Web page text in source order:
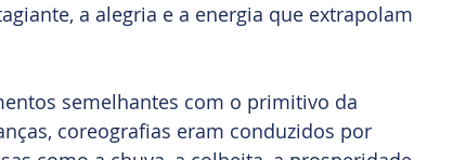
a alegria e a energia que extrapolam
semelhantes com o primitivo da
coreografias eram conduzidos por